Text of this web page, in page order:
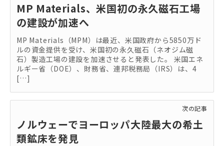
MP Materials、米国初の永久磁石工場
の建設が加速へ
MP Materials（MPM）は最近、米国政府から5850万ド
ルの資金提供を受け、米国初の永久磁石（ネオジム磁
石）製造工場の建設を加速させると発表した。 米国エネ
ルギー省（DOE）、財務省、連邦税務局（IRS）は、4
[…]
次の記事
ノルウェーでヨーロッパ大陸最大の希土
類鉱床を発見